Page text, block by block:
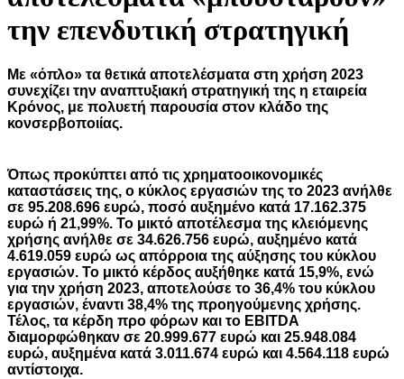
την επενδυτική στρατηγική
Με «όπλο» τα θετικά αποτελέσματα στη χρήση 2023
συνεχίζει την αναπτυξιακή στρατηγική της η εταιρεία
Κρόνος, με πολυετή παρουσία στον κλάδο της
κονσερβοποιίας.
Όπως προκύπτει από τις χρηματοοικονομικές
καταστάσεις της, ο κύκλος εργασιών της το 2023 ανήλθε
σε 95.208.696 ευρώ, ποσό αυξημένο κατά 17.162.375
ευρώ ή 21,99%. Το μικτό αποτέλεσμα της κλειόμενης
χρήσης ανήλθε σε 34.626.756 ευρώ, αυξημένο κατά
4.619.059 ευρώ ως απόρροια της αύξησης του κύκλου
εργασιών. Το μικτό κέρδος αυξήθηκε κατά 15,9%, ενώ
για την χρήση 2023, αποτελούσε το 36,4% του κύκλου
εργασιών, έναντι 38,4% της προηγούμενης χρήσης.
Τέλος, τα κέρδη προ φόρων και το EBITDA
διαμορφώθηκαν σε 20.999.677 ευρώ και 25.948.084
ευρώ, αυξημένα κατά 3.011.674 ευρώ και 4.564.118 ευρώ
αντίστοιχα.